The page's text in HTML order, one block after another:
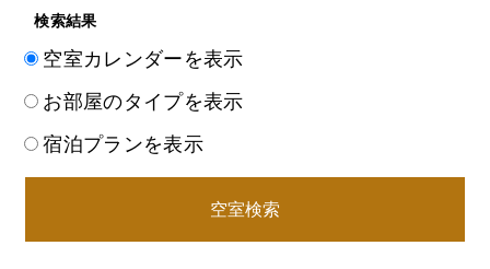
検索結果
空室カレンダーを表示
お部屋のタイプを表示
宿泊プランを表示
空室検索